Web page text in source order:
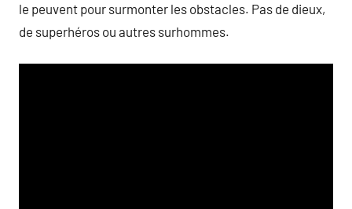
le peuvent pour surmonter les obstacles. Pas de dieux,
de superhéros ou autres surhommes.